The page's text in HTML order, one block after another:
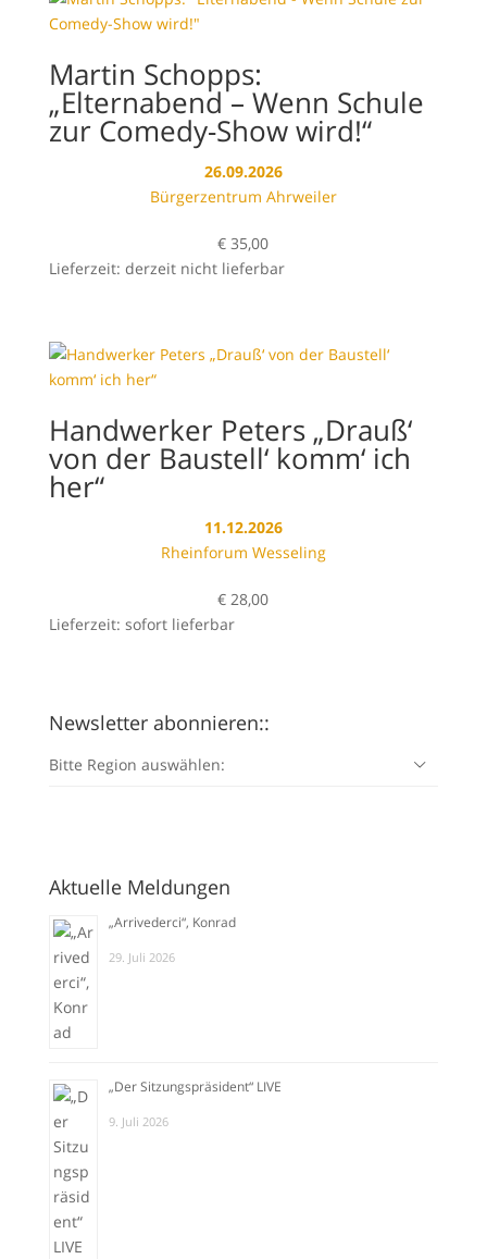
Martin Schopps:
„Elternabend – Wenn Schule
zur Comedy-Show wird!“
26.09.2026
Bürgerzentrum Ahrweiler
€ 35,00
Lieferzeit: derzeit nicht lieferbar
Handwerker Peters „Drauß‘
von der Baustell‘ komm‘ ich
her“
11.12.2026
Rheinforum Wesseling
€ 28,00
Lieferzeit: sofort lieferbar
Newsletter abonnieren::
Bitte Region auswählen:
Aktuelle Meldungen
„Arrivederci“, Konrad
29. Juli 2026
„Der Sitzungspräsident“ LIVE
9. Juli 2026